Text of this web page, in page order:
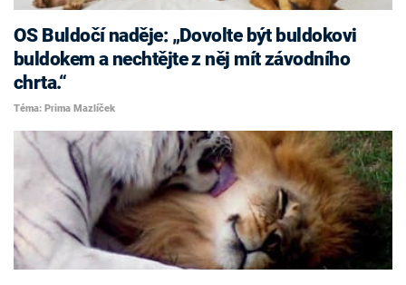
OS Buldočí naděje: „Dovolte být buldokovi
buldokem a nechtějte z něj mít závodního
chrta.“
Téma: Prima Mazlíček